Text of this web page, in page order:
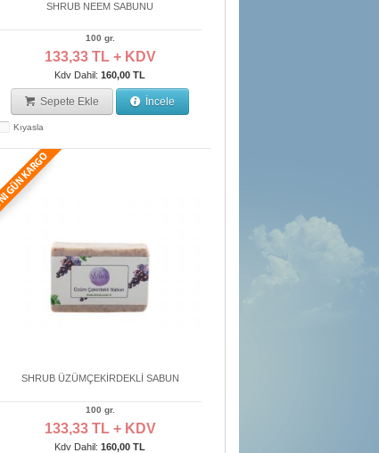
SHRUB NEEM SABUNU
100 gr.
133,33 TL + KDV
Kdv Dahil: 160,00 TL
Sepete Ekle İncele
Kıyasla
SHRUB ÜZÜMÇEKİRDEKLİ SABUN
100 gr.
133,33 TL + KDV
Kdv Dahil: 160,00 TL